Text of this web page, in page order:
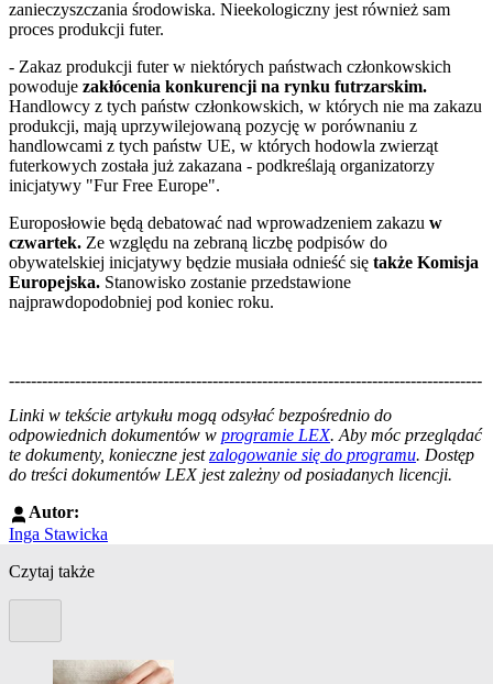
zanieczyszczania środowiska. Nieekologiczny jest również sam
proces produkcji futer.
- Zakaz produkcji futer w niektórych państwach członkowskich
powoduje zakłócenia konkurencji na rynku futrzarskim.
Handlowcy z tych państw członkowskich, w których nie ma zakazu
produkcji, mają uprzywilejowaną pozycję w porównaniu z
handlowcami z tych państw UE, w których hodowla zwierząt
futerkowych została już zakazana - podkreślają organizatorzy
inicjatywy "Fur Free Europe".
Europosłowie będą debatować nad wprowadzeniem zakazu w
czwartek. Ze względu na zebraną liczbę podpisów do
obywatelskiej inicjatywy będzie musiała odnieść się także Komisja
Europejska. Stanowisko zostanie przedstawione
najprawdopodobniej pod koniec roku.
--------------------------------------------------------------------------------------
Linki w tekście artykułu mogą odsyłać bezpośrednio do
odpowiednich dokumentów w programie LEX. Aby móc przeglądać
te dokumenty, konieczne jestzalogowanie się do programu. Dostęp
do treści dokumentów LEX jest zależny od posiadanych licencji.
Autor:
Inga Stawicka
Czytaj także